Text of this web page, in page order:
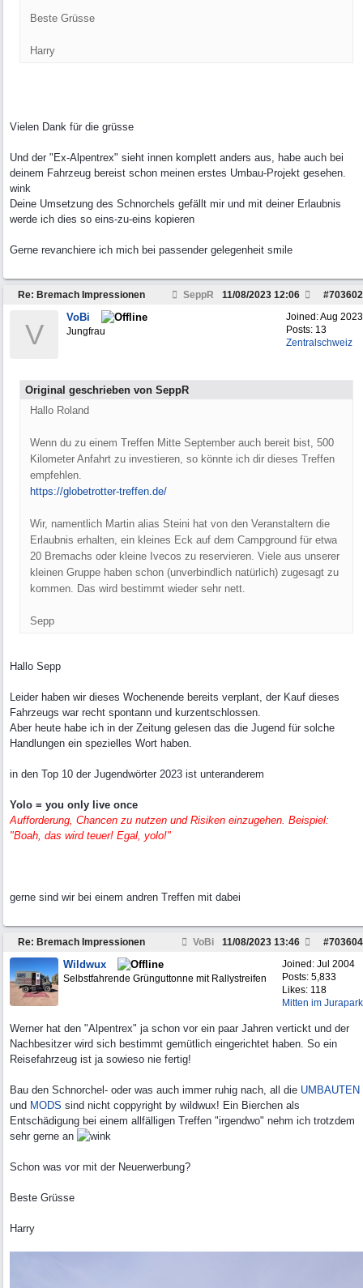
Beste Grüsse
Harry
Vielen Dank für die grüsse
Und der "Ex-Alpentrex" sieht innen komplett anders aus, habe auch bei
deinem Fahrzeug bereist schon meinen erstes Umbau-Projekt gesehen.
wink
Deine Umsetzung des Schnorchels gefällt mir und mit deiner Erlaubnis
werde ich dies so eins-zu-eins kopieren
Gerne revanchiere ich mich bei passender gelegenheit smile
Re: Bremach Impressionen SeppR #703602
11/08/2023 12:06
Joined:Aug 2023
Posts: 13
Zentralschweiz
V
VoBi
Jungfrau
Original geschrieben von SeppR
Hallo Roland
Wenn du zu einem Treffen Mitte September auch bereit bist, 500
Kilometer Anfahrt zu investieren, so könnte ich dir dieses Treffen
empfehlen.
https://globetrotter-treffen.de/
Wir, namentlich Martin alias Steini hat von den Veranstaltern die
Erlaubnis erhalten, ein kleines Eck auf dem Campground für etwa
20 Bremachs oder kleine Ivecos zu reservieren. Viele aus unserer
kleinen Gruppe haben schon (unverbindlich natürlich) zugesagt zu
kommen. Das wird bestimmt wieder sehr nett.
Sepp
Hallo Sepp
Leider haben wir dieses Wochenende bereits verplant, der Kauf dieses
Fahrzeugs war recht spontann und kurzentschlossen.
Aber heute habe ich in der Zeitung gelesen das die Jugend für solche
Handlungen ein spezielles Wort haben.
in den Top 10 der Jugendwörter 2023 ist unteranderem
Yolo = you only live once
Aufforderung, Chancen zu nutzen und Risiken einzugehen. Beispiel:
"Boah, das wird teuer! Egal, yolo!"
gerne sind wir bei einem andren Treffen mit dabei
Re: Bremach Impressionen VoBi #703604
11/08/2023 13:46
Joined: Jul 2004
Posts: 5,833
Likes: 118
Mitten im Jurapark
Wildwux
Selbstfahrende Grünguttonne mit Rallystreifen
Werner hat den "Alpentrex" ja schon vor ein paar Jahren vertickt und der
Nachbesitzer wird sich bestimmt gemütlich eingerichtet haben. So ein
Reisefahrzeug ist ja sowieso nie fertig!
Bau den Schnorchel- oder was auch immer ruhig nach, all die UMBAUTEN
und MODS sind nicht coppyright by wildwux! Ein Bierchen als
Entschädigung bei einem allfälligen Treffen "irgendwo" nehm ich trotzdem
sehr gerne an
Schon was vor mit der Neuerwerbung?
Beste Grüsse
Harry